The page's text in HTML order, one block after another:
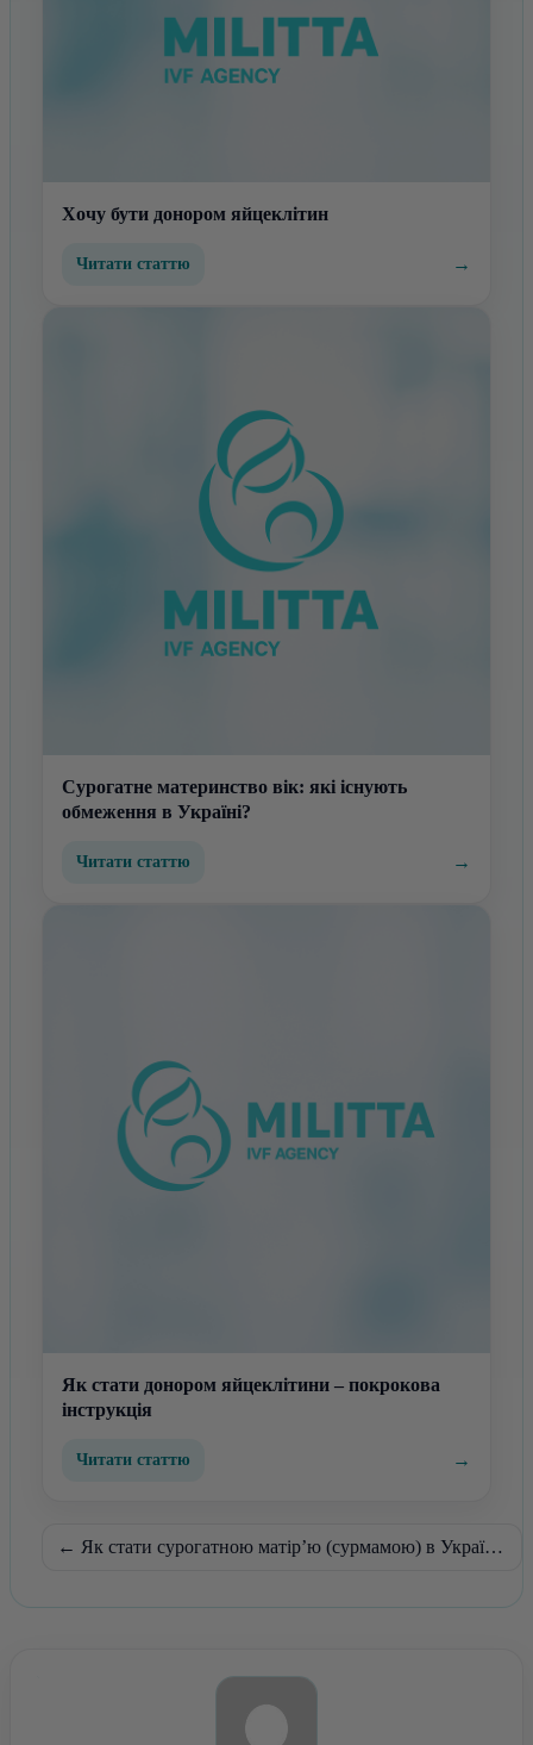
Хочу бути донором яйцеклітин
Читати статтю →
Сурогатне материнство вік: які існують
обмеження в Україні?
Читати статтю →
Як стати донором яйцеклітини – покрокова
інструкція
Читати статтю →
← Як стати сурогатною матір’ю (сурмамою) в Україні?